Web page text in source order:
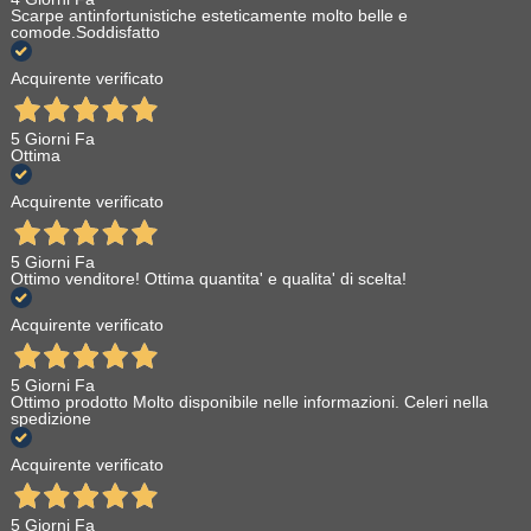
Scarpe antinfortunistiche esteticamente molto belle e
comode.Soddisfatto
Acquirente verificato
5 Giorni Fa
Ottima
Acquirente verificato
5 Giorni Fa
Ottimo venditore! Ottima quantita' e qualita' di scelta!
Acquirente verificato
5 Giorni Fa
Ottimo prodotto Molto disponibile nelle informazioni. Celeri nella
spedizione
Acquirente verificato
5 Giorni Fa